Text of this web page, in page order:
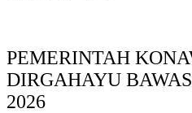
PEMERINTAH
DIRGAHAYU
2026